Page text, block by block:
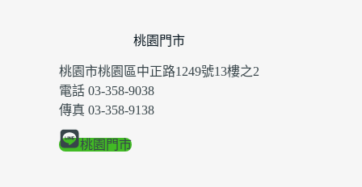
桃園門市
桃園市桃園區中正路1249號13樓之2
電話 03-358-9038
傳真 03-358-9138
桃園門市